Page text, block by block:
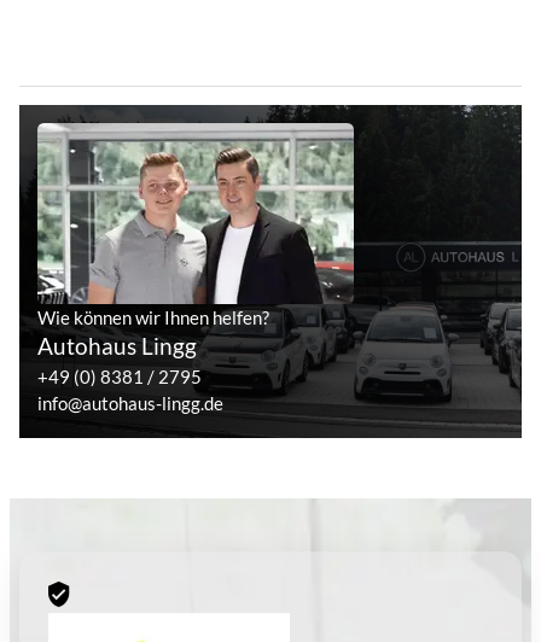
Wie können wir Ihnen helfen?
Autohaus Lingg
+49 (0) 8381 / 2795
info@autohaus-lingg.de